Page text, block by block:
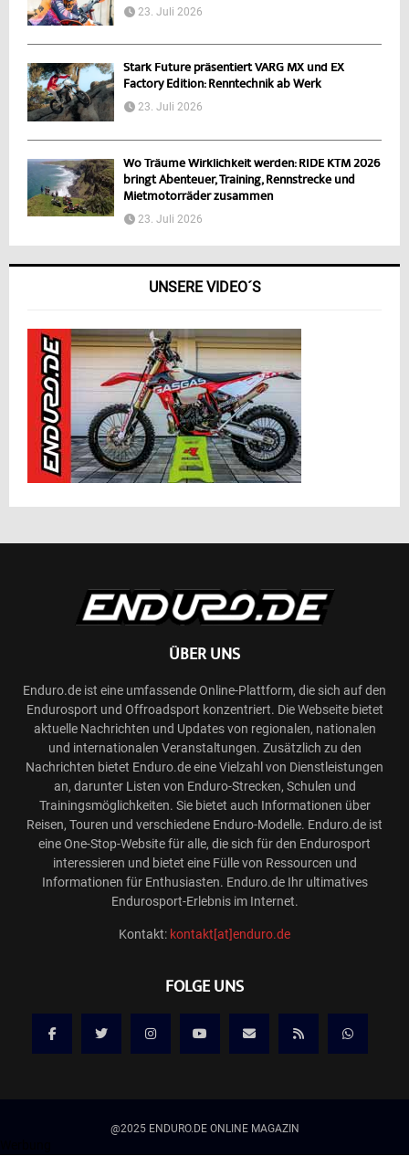
23. Juli 2026
Stark Future präsentiert VARG MX und EX
Factory Edition: Renntechnik ab Werk
23. Juli 2026
Wo Träume Wirklichkeit werden: RIDE KTM 2026
bringt Abenteuer, Training, Rennstrecke und
Mietmotorräder zusammen
23. Juli 2026
UNSERE VIDEO´S
ÜBER UNS
Enduro.de ist eine umfassende Online-Plattform, die sich auf den
Endurosport und Offroadsport konzentriert. Die Webseite bietet
aktuelle Nachrichten und Updates von regionalen, nationalen
und internationalen Veranstaltungen. Zusätzlich zu den
Nachrichten bietet Enduro.de eine Vielzahl von Dienstleistungen
an, darunter Listen von Enduro-Strecken, Schulen und
Trainingsmöglichkeiten. Sie bietet auch Informationen über
Reisen, Touren und verschiedene Enduro-Modelle. Enduro.de ist
eine One-Stop-Website für alle, die sich für den Endurosport
interessieren und bietet eine Fülle von Ressourcen und
Informationen für Enthusiasten. Enduro.de Ihr ultimatives
Endurosport-Erlebnis im Internet.
Kontakt: kontakt[at]enduro.de
FOLGE UNS
@2025 ENDURO.DE ONLINE MAGAZIN